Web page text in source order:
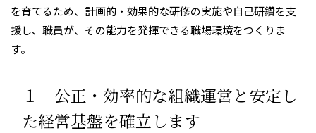
を育てるため、計画的・効果的な研修の実施や自己研鑽を支
援し、職員が、その能力を発揮できる職場環境をつくりま
す。
１ 公正・効率的な組織運営と安定し
た経営基盤を確立します